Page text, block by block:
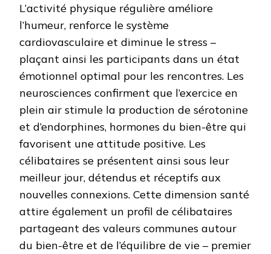
L’activité physique régulière améliore
l’humeur, renforce le système
cardiovasculaire et diminue le stress –
plaçant ainsi les participants dans un état
émotionnel optimal pour les rencontres. Les
neurosciences confirment que l’exercice en
plein air stimule la production de sérotonine
et d’endorphines, hormones du bien-être qui
favorisent une attitude positive. Les
célibataires se présentent ainsi sous leur
meilleur jour, détendus et réceptifs aux
nouvelles connexions. Cette dimension santé
attire également un profil de célibataires
partageant des valeurs communes autour
du bien-être et de l’équilibre de vie – premier